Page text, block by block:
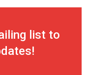
list to